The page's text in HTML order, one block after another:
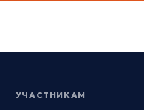
УЧАСТНИКАМ